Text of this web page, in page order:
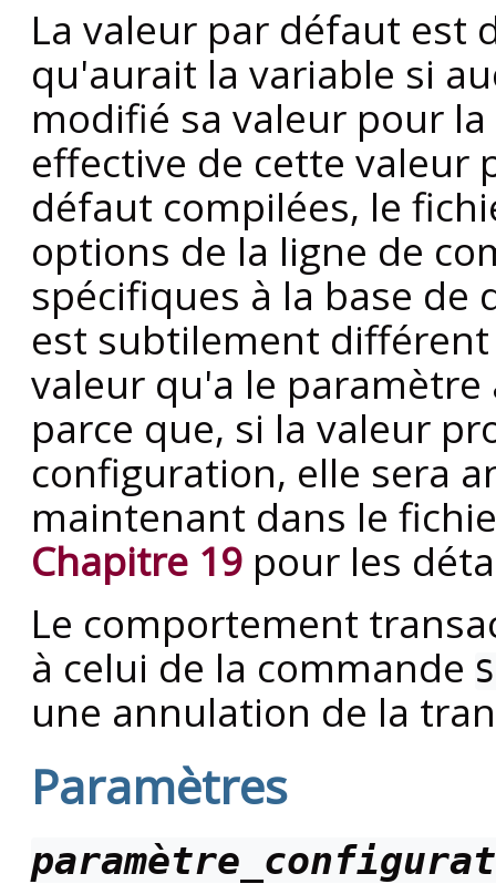
La valeur par défaut est
qu'aurait la variable si
modifié sa valeur pour
effective de cette valeur
défaut compilées, le
options de la ligne de
spécifiques à la base de
est subtilement
valeur qu'a le
parce que, si la valeur
configuration, elle sera
maintenant dans le
Chapitre 19 pour les
Le comportement
à celui de la commande
une annulation de la
Paramètres